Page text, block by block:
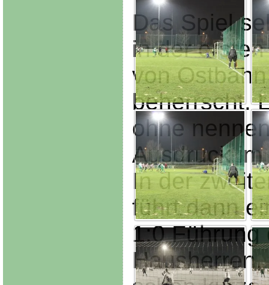
Das Spiel
in der
von
beherrscht.
ohne
Ausdruck
In der
führt dann
1:0 Führung